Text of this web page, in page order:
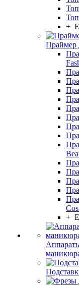
+
Праймер
+